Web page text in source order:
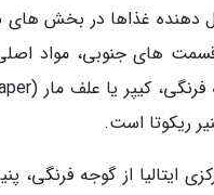
دهنده غذاها در بخش های
های جنوبی، مواد
ریکوتا است.
ایتالیا از گوجه فرنگی،